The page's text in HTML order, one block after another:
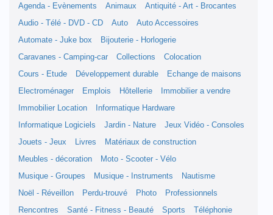
Agenda - Evènements Animaux
Antiquité - Art - Brocantes
Audio - Télé - DVD - CD
Auto
Auto Accessoires
Automate - Juke box
Bijouterie - Horlogerie
Caravanes - Camping-car
Collections
Colocation
Cours - Etude
Développement durable
Echange de maisons
Electroménager
Emplois Hôtellerie
Immobilier a vendre
Immobilier Location
Informatique Hardware
Informatique Logiciels
Jardin - Nature
Jeux Vidéo - Consoles
Jouets - Jeux
Livres
Matériaux de construction
Meubles - décoration
Moto - Scooter - Vélo
Musique - Groupes
Musique - Instruments
Nautisme
Noël - Réveillon
Perdu-trouvé Photo
Professionnels
Rencontres
Santé - Fitness - Beauté Sports
Téléphonie